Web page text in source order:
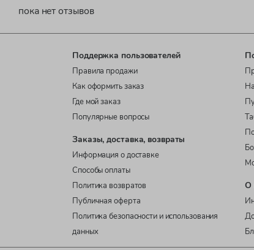
пока нет отзывов
Поддержка пользователей
Правила продажи
Как оформить заказ
Где мой заказ
Популярные вопросы
Заказы, доставка, возвраты
Информация о доставке
Способы оплаты
Политика возвратов
Публичная оферта
Политика безопасности и использования
данных
О